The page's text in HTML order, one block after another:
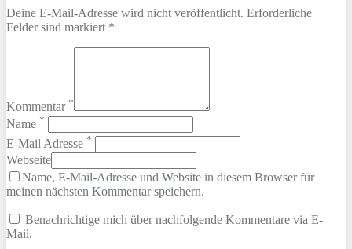
Deine E-Mail-Adresse wird nicht veröffentlicht. Erforderliche
Felder sind markiert *
Kommentar *
Name *
E-Mail Adresse *
Webseite
Name, E-Mail-Adresse und Website in diesem Browser für
meinen nächsten Kommentar speichern.
Benachrichtige mich über nachfolgende Kommentare via E-
Mail.